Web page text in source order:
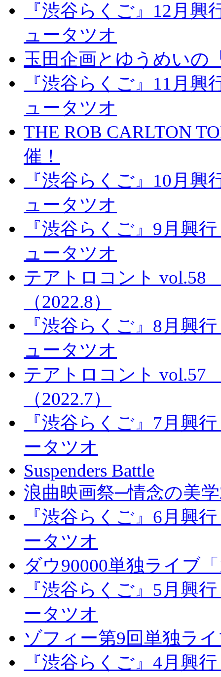
『渋谷らくご』12月
ュータツオ
玉田企画とゆうめいの
『渋谷らくご』11月
ュータツオ
THE ROB CARLTON
催！
『渋谷らくご』10月
ュータツオ
『渋谷らくご』9月興
ュータツオ
テアトロコント
（2022.8）
『渋谷らくご』8月興
ュータツオ
テアトロコント
（2022.7）
『渋谷らくご』7月興
ータツオ
Suspenders Battle
浪曲映画祭─情念の美学
『渋谷らくご』6月興
ータツオ
ダウ90000単独ライブ
『渋谷らくご』5月興
ータツオ
ゾフィー第9回単独ラ
『渋谷らくご』4月興